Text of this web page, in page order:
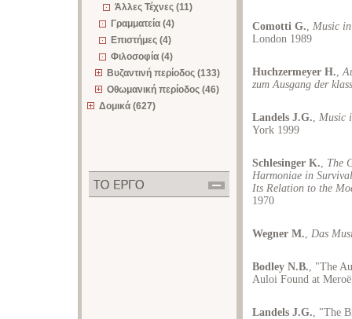
Άλλες Τέχνες (11)
Γραμματεία (4)
Επιστήμες (4)
Φιλοσοφία (4)
Βυζαντινή περίοδος (133)
Οθωμανική περίοδος (46)
Δομικά (627)
Comotti G., Music in
London 1989
Huchzermeyer H.,
zum Ausgang der
Landels J.G., Music
York 1999
Schlesinger K., The
Harmoniae in
Its Relation to the
1970
Wegner M., Das
Bodley N.B., "The
Auloi Found at
Landels J.G., "The